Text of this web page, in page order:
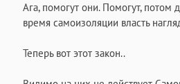
Ага, помогут они. Помогут, потом
время самоизоляции власть
Теперь вот этот закон..